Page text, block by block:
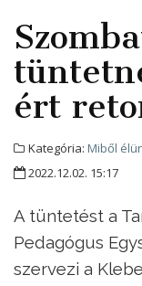
ért
Kategória: Miből
2022.12.02. 15:17
A tüntetést a
Pedagógus
szervezi a